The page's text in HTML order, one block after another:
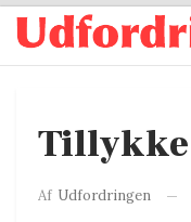
Tillykke
Af Udfordringen